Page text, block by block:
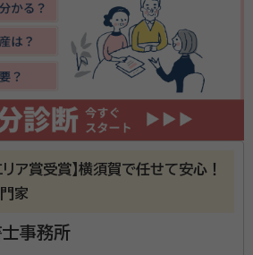
用時期：2025/6
ないだろうと思い、人柄で決めた感じです。
く良かったです。期間は初めてなので早いの
次行政書士 ２級ファイナンシャルプラン
地建物取引士 管理業務主任者 貸金業務
会連合会 / 神奈川県行政書士会 相模原
ア賞受賞】横須賀で任せて安心！
家
士事務所